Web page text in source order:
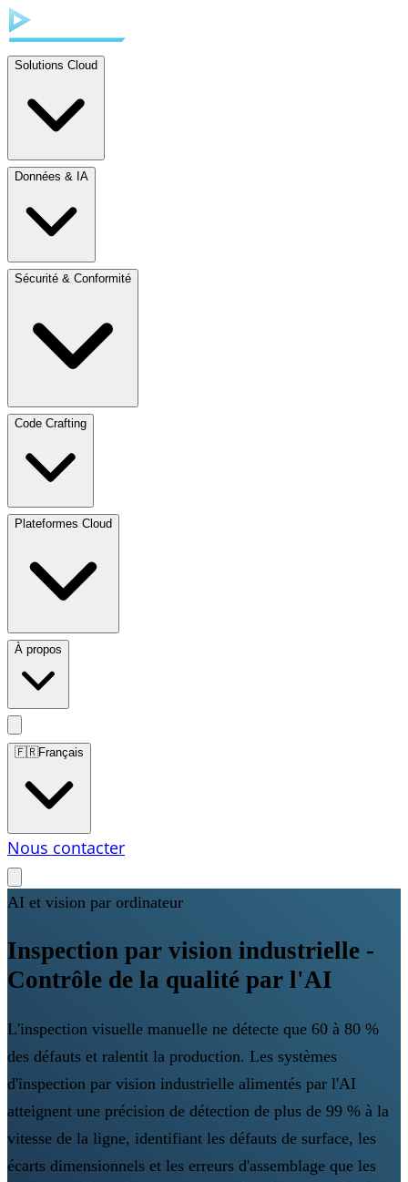
Solutions Cloud
Données & IA
Sécurité & Conformité
Code Crafting
Plateformes Cloud
À propos
🇫🇷Français
Nous contacter
AI et vision par ordinateur
Inspection par vision industrielle -
Contrôle de la qualité par l'AI
L'inspection visuelle manuelle ne détecte que 60 à 80 %
des défauts et ralentit la production. Les systèmes
d'inspection par vision industrielle alimentés par l'AI
atteignent une précision de détection de plus de 99 % à la
vitesse de la ligne, identifiant les défauts de surface, les
écarts dimensionnels et les erreurs d'assemblage que les